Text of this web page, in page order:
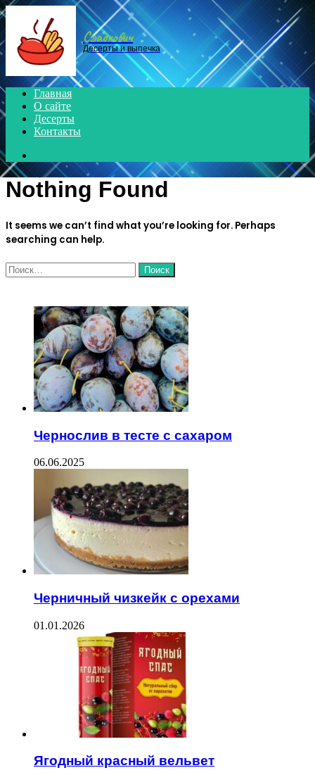
Menu
Сладкович
Десерты и выпечка
Главная
О сайте
Десерты
Контакты
Nothing Found
It seems we can’t find what you’re looking for. Perhaps
searching can help.
Найти:
Чернослив в тесте с сахаром
06.06.2025
Черничный чизкейк с орехами
01.01.2026
Ягодный красный вельвет